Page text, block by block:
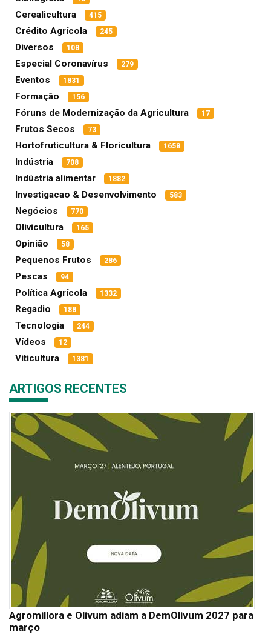
Cerealicultura 415
Crédito Agrícola 245
Diversos 108
Especial Coronavírus 279
Eventos 1831
Formação 156
Fóruns de Modernização da Agricultura 17
Frutos Secos 73
Hortofruticultura & Floricultura 1658
Indústria 708
Indústria alimentar 1882
Investigacao & Desenvolvimento 583
Negócios 770
Olivicultura 165
Opinião 58
Pequenos Frutos 286
Pescas 94
Política Agrícola 1332
Regadio 188
Tecnologia 244
Vídeos 12
Viticultura 1381
ARTIGOS RECENTES
Agromillora e Olivum adiam a DemOlivum 2027 para
março